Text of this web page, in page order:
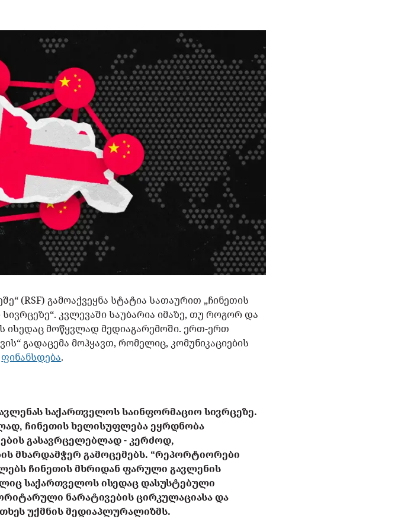
(RSF) გამოაქვეყნა სტატია სათაურით „ჩინეთის
კვლევაში საუბარია იმაზე, თუ როგორ და
ისედაც მოწყვლად მედიაგარემოში. ერთ-ერთ
გადაცემა მოჰყავთ, რომელიც, კომუნიკაციების
ფინანსდება.
საქართველოს საინფორმაციო სივრცეზე.
ჩინეთის ხელისუფლება ეყრდნობა
გასავრცელებლად - კერძოდ,
მხარდამჭერ გამოცემებს. “რეპორტიორები
ჩინეთის მხრიდან ფარული გავლენის
საქართველოს ისედაც დასუსტებული
ნარატივების ცირკულაციასა და
უქმნის მედიაპლურალიზმს.